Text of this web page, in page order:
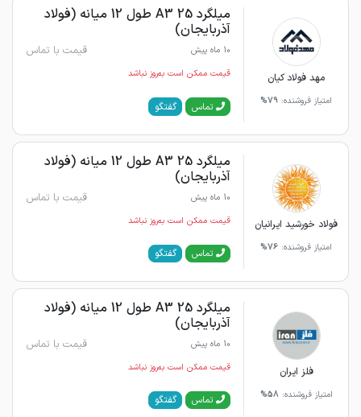
مهد فولاد کیان
امتیاز فروشنده: 79%
میلگرد 25 A3 طول 12 میانه (فولاد
آذربایجان)
10 ماه پیش قیمت با تماس
قیمت ممکن است به‌روز نباشد
تماس گفتگو
فولاد خورشید ایرانیان
امتیاز فروشنده: 76%
میلگرد 25 A3 طول 12 میانه (فولاد
آذربایجان)
10 ماه پیش قیمت با تماس
قیمت ممکن است به‌روز نباشد
تماس گفتگو
فلز ایران
امتیاز فروشنده: 58%
میلگرد 25 A3 طول 12 میانه (فولاد
آذربایجان)
10 ماه پیش قیمت با تماس
قیمت ممکن است به‌روز نباشد
تماس گفتگو